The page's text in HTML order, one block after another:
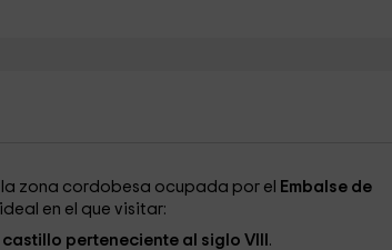
zona cordobesa ocupada por el
Embalse de
en el que visitar:
castillo perteneciente al siglo VIII .